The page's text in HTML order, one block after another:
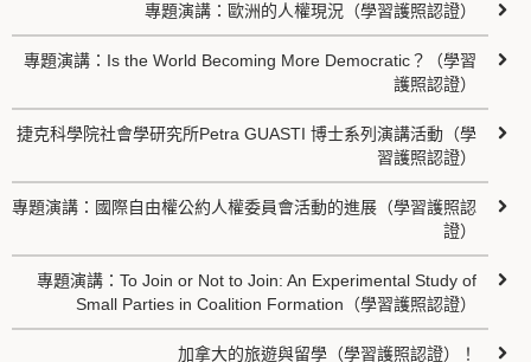
專題演講：歐洲的人權現況（學習護照認證）
專題演講：Is the World Becoming More Democratic？（學習
護照認證）
捷克科學院社會學研究所Petra GUASTI 博士系列演講活動（學
習護照認證）
專題演講：國際自由權公約人權委員會活動的進展（學習護照認
證）
專題演講：To Join or Not to Join: An Experimental Study of
Small Parties in Coalition Formation（學習護照認證）
加拿大的旅遊與留學（學習護照認證）！